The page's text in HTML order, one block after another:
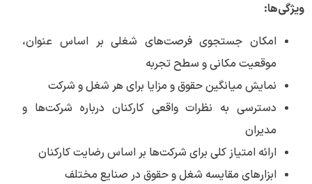
ویژگی‌ها:
امکان جستجوی فرصت‌های شغلی بر اساس عنوان،
موقعیت مکانی و سطح تجربه
نمایش میانگین حقوق و مزایا برای هر شغل و شرکت
دسترسی به نظرات واقعی کارکنان درباره شرکت‌ها و
مدیران
ارائه امتیاز کلی برای شرکت‌ها بر اساس رضایت کارکنان
ابزارهای مقایسه شغل و حقوق در صنایع مختلف